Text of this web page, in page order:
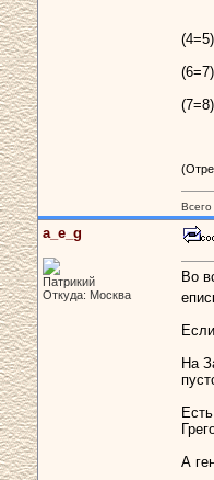
Всего
a_e_g
Патрикий
Откуда: Москва
Во
На
А